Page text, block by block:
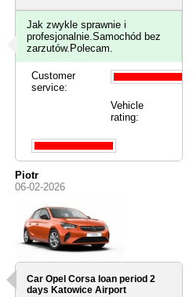
Jak zwykle sprawnie i
profesjonalnie.Samochód bez
zarzutów.Polecam.
Customer
service:
Vehicle
rating:
Piotr
06-02-2026
Car Opel Corsa loan period 2
daysKatowice Airport